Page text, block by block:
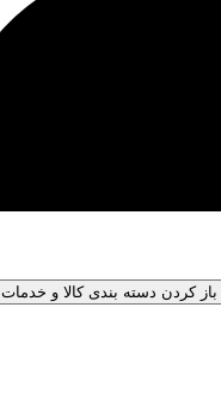
باز کردن دسته بندی کالا و خدمات